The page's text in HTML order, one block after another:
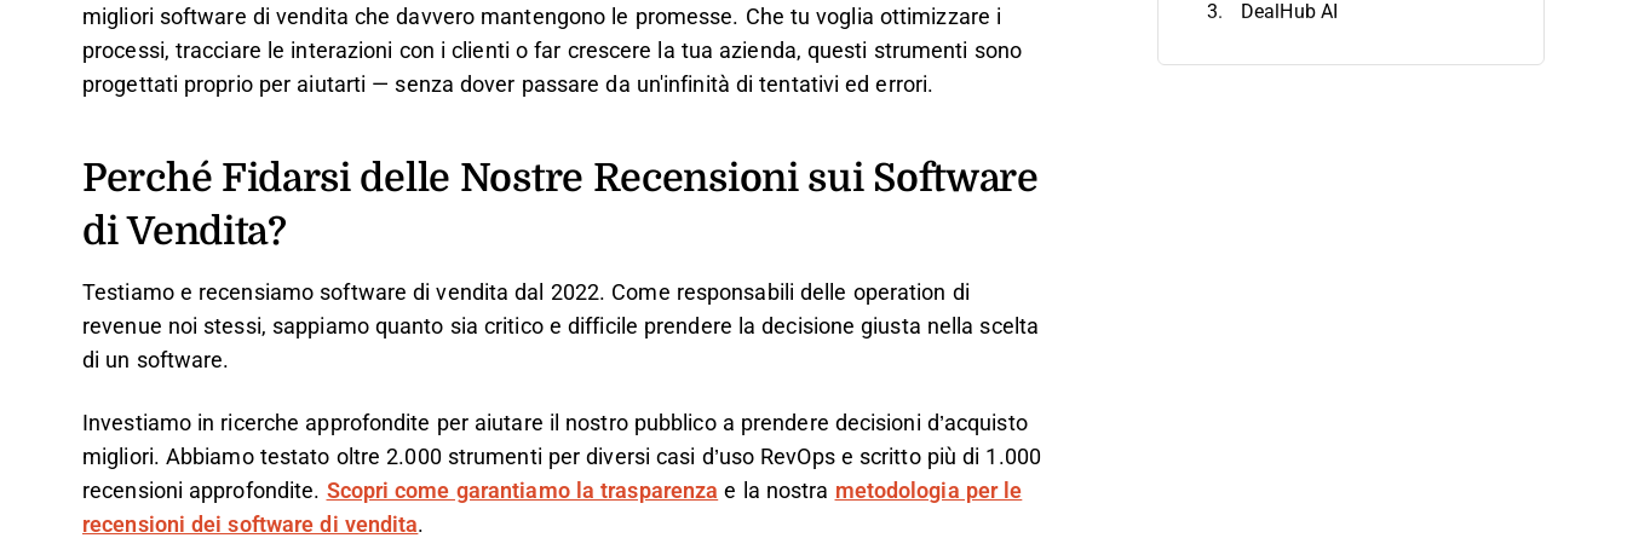
migliori software di vendita che davvero mantengono le promesse. Che tu voglia ottimizzare i
processi, tracciare le interazioni con i clienti o far crescere la tua azienda, questi strumenti sono
progettati proprio per aiutarti — senza dover passare da un'infinità di tentativi ed errori.
Perché Fidarsi delle Nostre Recensioni sui Software
di Vendita?
Testiamo e recensiamo software di vendita dal 2022. Come responsabili delle operation di
revenue noi stessi, sappiamo quanto sia critico e difficile prendere la decisione giusta nella scelta
di un software.
Investiamo in ricerche approfondite per aiutare il nostro pubblico a prendere decisioni d’acquisto
migliori. Abbiamo testato oltre 2.000 strumenti per diversi casi d’uso RevOps e scritto più di 1.000
recensioni approfondite. Scopri come garantiamo la trasparenza e la nostra metodologia per le
recensioni dei software di vendita.
DealHub AI
Zoho CRM